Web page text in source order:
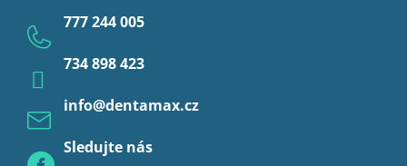
Anestezie
Profylaxe
info@dentamax.cz
777 244 005
734 898 423
Sledujte nás